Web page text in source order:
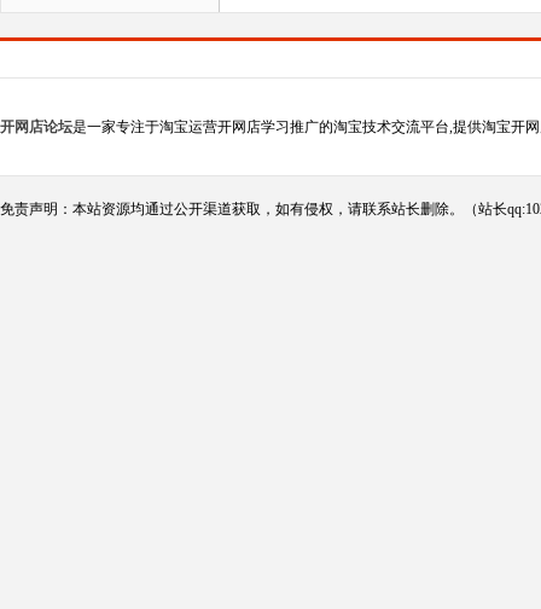
开网店论坛是一家专注于淘宝运营开网店学习推广的淘宝技术交流平台,提供淘宝开
免责声明：本站资源均通过公开渠道获取，如有侵权，请联系站长删除。（站长